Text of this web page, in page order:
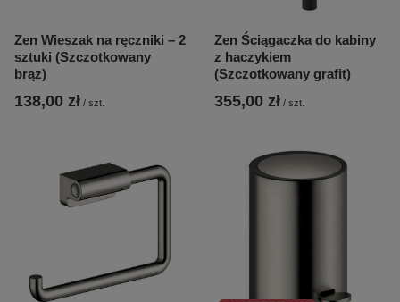
Zen Wieszak na ręczniki – 2
sztuki (Szczotkowany
brąz)
138,00 zł / szt.
Zen Ściągaczka do kabiny
z haczykiem
(Szczotkowany grafit)
355,00 zł / szt.